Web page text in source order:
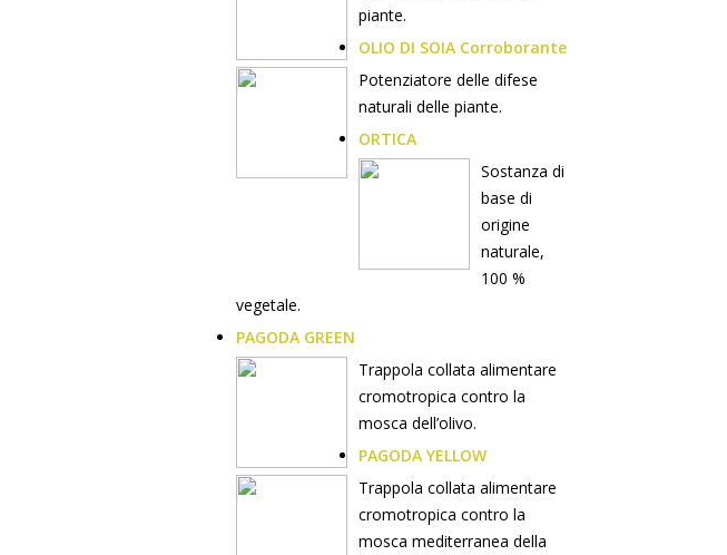
piante.
OLIO DI SOIA Corroborante
Potenziatore delle difese
naturali delle piante.
ORTICA
Sostanza di
base di
origine
naturale,
100 %
vegetale.
PAGODA GREEN
Trappola collata alimentare
cromotropica contro la
mosca dell’olivo.
PAGODA YELLOW
Trappola collata alimentare
cromotropica contro la
mosca mediterranea della